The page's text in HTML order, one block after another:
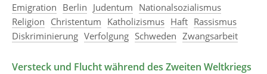
Emigration Berlin Judentum Nationalsozialismus
Religion Christentum Katholizismus Haft Rassismus
Diskriminierung Verfolgung Schweden Zwangsarbeit
Versteck und Flucht während des Zweiten Weltkriegs